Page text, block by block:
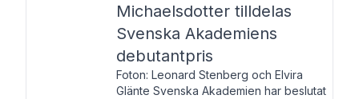
Michaelsdotter tilldelas
Svenska Akademiens
debutantpris
Foton: Leonard Stenberg och Elvira
Glänte Svenska Akademien har beslutat